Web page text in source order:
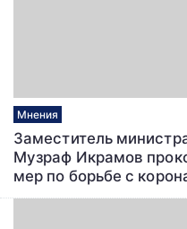
Мнения
Заместитель
Музраф Икрамов
мер по борьбе с